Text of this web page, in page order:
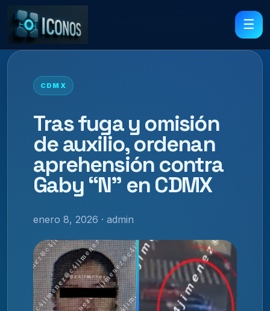
☰
CDMX
Tras fuga y omisión
de auxilio, ordenan
aprehensión contra
Gaby “N” en CDMX
enero 8, 2026 · admin